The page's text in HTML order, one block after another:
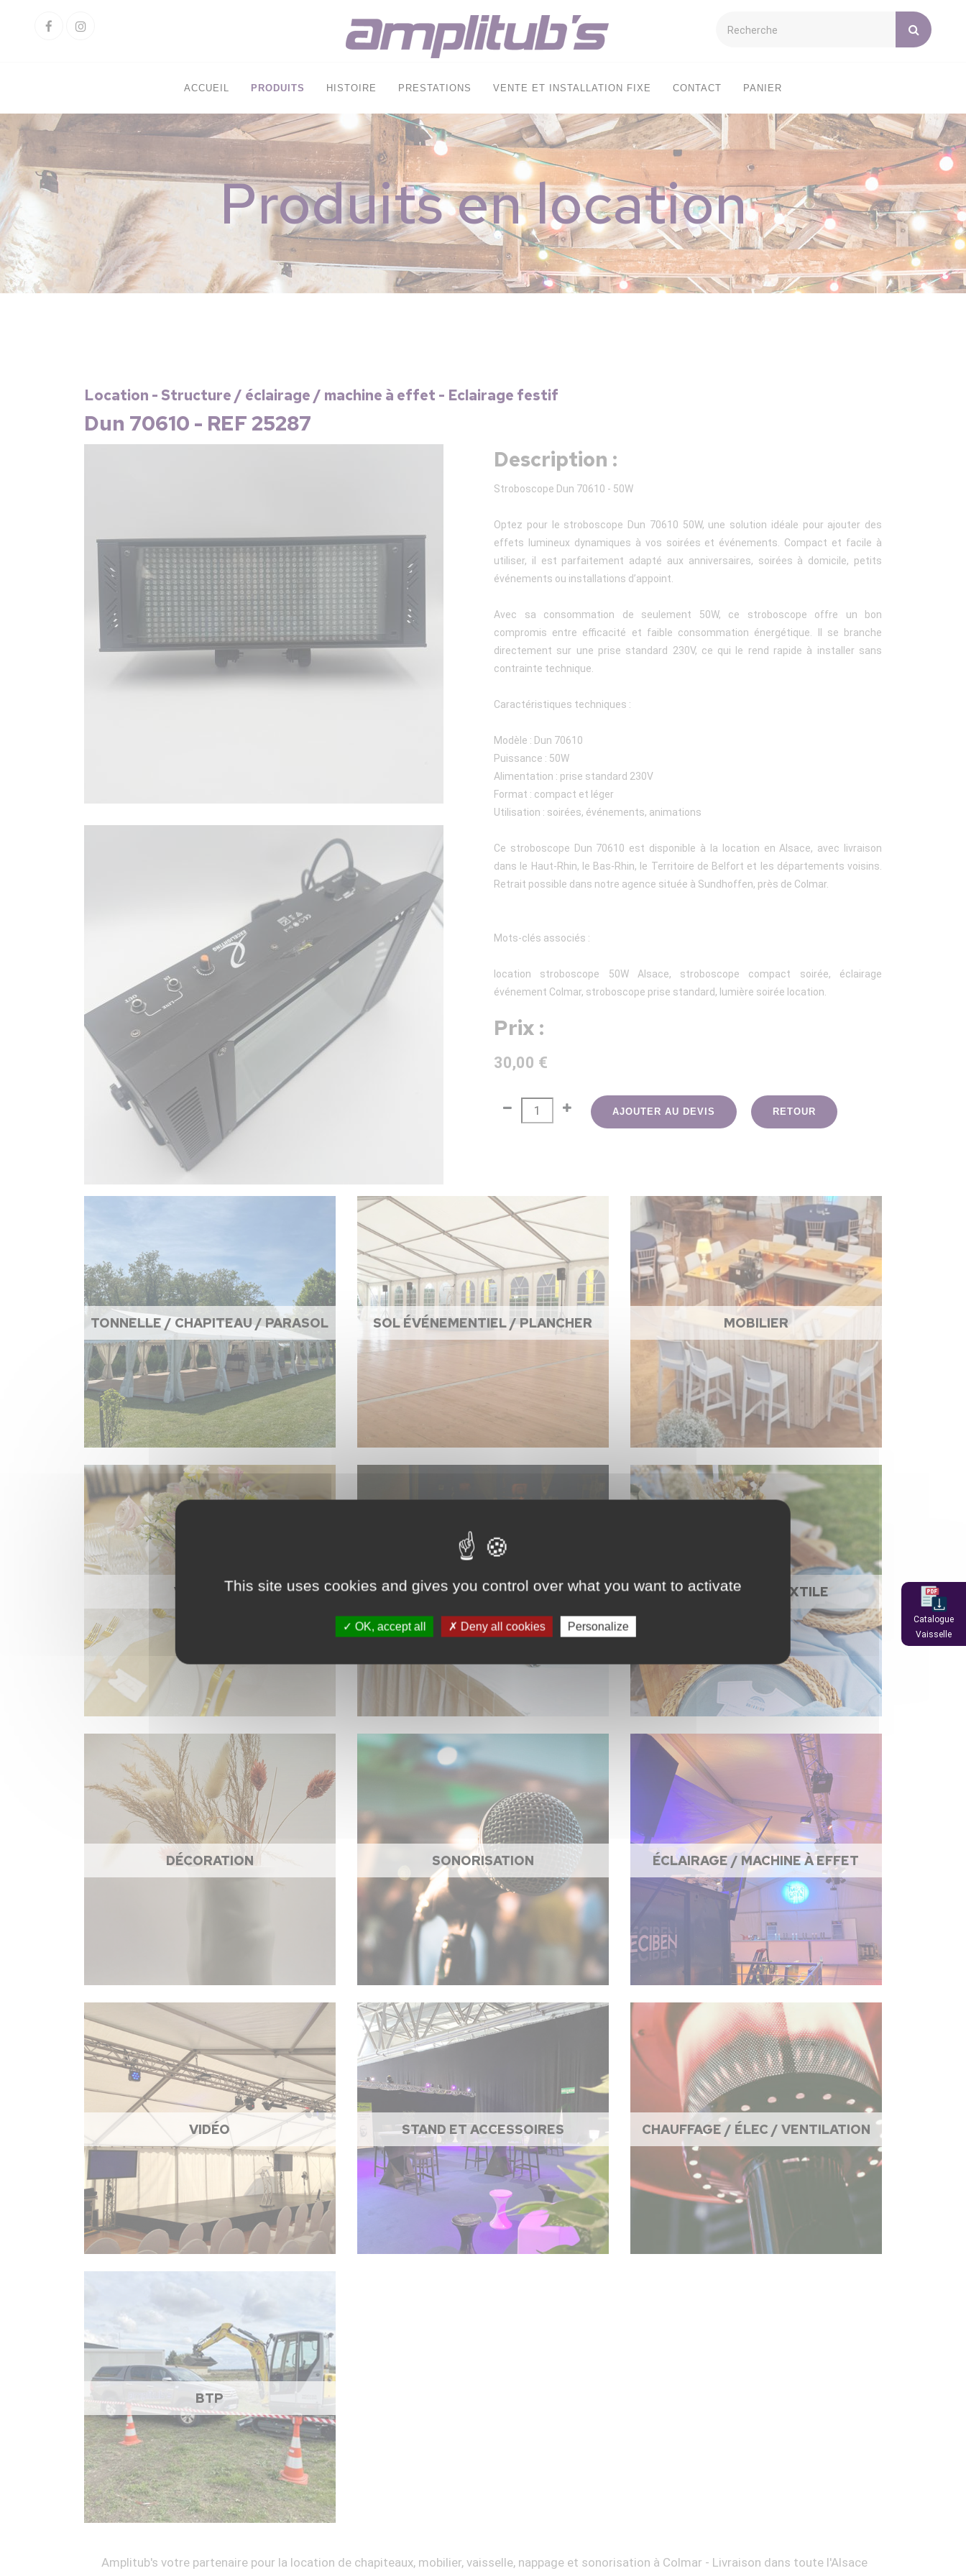
FacebookInstagram
ACCUEIL PRODUITS HISTOIRE PRESTATIONS VENTE ET INSTALLATION FIXE CONTACT PANIER
Produits en location
Location - Structure / éclairage / machine à effet - Eclairage festif
Dun 70610 - REF 25287
Description :
Stroboscope Dun 70610 - 50W
Optez pour le stroboscope Dun 70610 50W, une solution idéale pour ajouter des
effets lumineux dynamiques à vos soirées et événements. Compact et facile à
utiliser, il est parfaitement adapté aux anniversaires, soirées à domicile, petits
événements ou installations d’appoint.
Avec sa consommation de seulement 50W, ce stroboscope offre un bon
compromis entre efficacité et faible consommation énergétique. Il se branche
directement sur une prise standard 230V, ce qui le rend rapide à installer sans
contrainte technique.
Caractéristiques techniques :
Modèle : Dun 70610
Puissance : 50W
Alimentation : prise standard 230V
Format : compact et léger
Utilisation : soirées, événements, animations
Ce stroboscope Dun 70610 est disponible à la location en Alsace, avec livraison
dans le Haut-Rhin, le Bas-Rhin, le Territoire de Belfort et les départements voisins.
Retrait possible dans notre agence située à Sundhoffen, près de Colmar.
Mots-clés associés :
location stroboscope 50W Alsace, stroboscope compact soirée, éclairage
événement Colmar, stroboscope prise standard, lumière soirée location.
Prix :
30,00 €
AJOUTER AU DEVIS RETOUR
TONNELLE / CHAPITEAU / PARASOL SOL ÉVÉNEMENTIEL / PLANCHER MOBILIER
VAISSELLE ACCESSOIRES DE CUISINE NAPPAGE ET TEXTILE
DÉCORATION SONORISATION ÉCLAIRAGE / MACHINE À EFFET
VIDÉO STAND ET ACCESSOIRES CHAUFFAGE / ÉLEC / VENTILATION
BTP
Amplitub's votre partenaire pour la location de chapiteaux, mobilier, vaisselle, nappage et sonorisation à Colmar - Livraison dans toute l'Alsace
Catalogue
Vaisselle
This site uses cookies and gives you control over what you want to activate
OK, accept all Deny all cookies Personalize